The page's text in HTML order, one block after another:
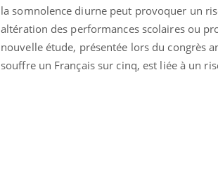
la somnolence diurne peut provoquer un
altération des performances scolaires ou
nouvelle étude, présentée lors du congrès
souffre un Français sur cinq, est liée à un